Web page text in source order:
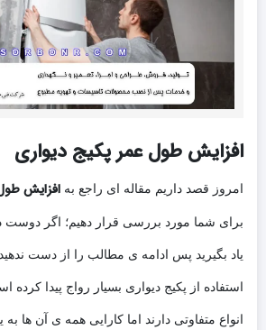
افزایش طول عمر پکیج دیواری
امروز قصد داریم مقاله ای راجع به افزایش
برای شما مورد بررسی قرار دهیم؛ اگر دوست
یاد بگیرید پس ادامه ی مطالب را از دست
استفاده از پکیج دیواری بسیار رواج پیدا کرده
انواع متفاوتی دارند اما کارایی همه ی آن